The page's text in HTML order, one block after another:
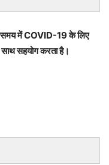
में COVID-19 के लिए
सहयोग करता है।